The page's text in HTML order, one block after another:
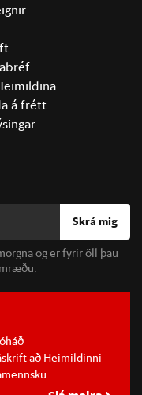
á frétt
Skrá mig
og er fyrir öll þau
að Heimildinni